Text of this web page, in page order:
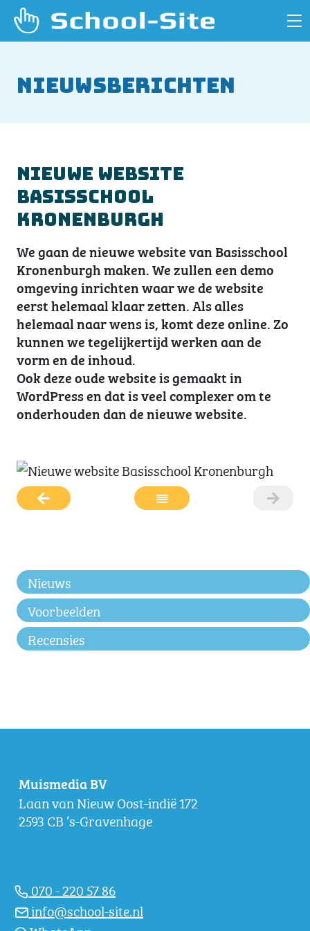
Nieuwsberichten
Nieuwe website
Basisschool
Kronenburgh
We gaan de nieuwe website van Basisschool
Kronenburgh maken. We zullen een demo
omgeving inrichten waar we de website
eerst helemaal klaar zetten. Als alles
helemaal naar wens is, komt deze online. Zo
kunnen we tegelijkertijd werken aan de
vorm en de inhoud.
Ook deze oude website is gemaakt in
WordPress en dat is veel complexer om te
onderhouden dan de nieuwe website.
Nieuws
Voorbeelden
Recensies
Muismedia BV
Laan van Nieuw Oost-indië 172
2593 CB ‘s-Gravenhage
070 - 220 57 86
info@school-site.nl